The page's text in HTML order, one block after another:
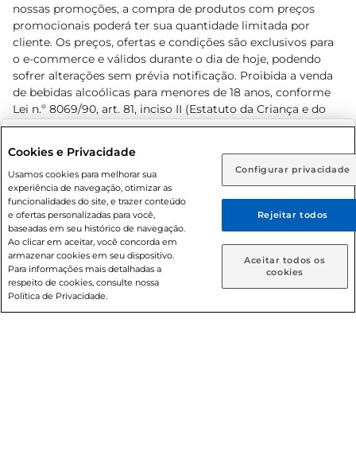
Rio de Janeiro (RJ) Goiás (GO)
Ou
Caso queira comprar online, informe como deseja receber
suas compras:
Entrega em casa Retire em Loja
nossas promoções, a compra de produtos com preços
promocionais poderá ter sua quantidade limitada por
cliente. Os preços, ofertas e condições são exclusivos para
o e-commerce e válidos durante o dia de hoje, podendo
sofrer alterações sem prévia notificação. Proibida a venda
de bebidas alcoólicas para menores de 18 anos, conforme
Lei n.º 8069/90, art. 81, inciso II (Estatuto da Criança e do
Adolescente). Preços e condições exclusivos para o
prévio. O valor mínimo para as compras on-line é de R$
80,00.
© 2026 Copyright. Todos os direitos
reservados Prezunic.
Cookies e Privacidade
Usamos cookies para melhorar sua
experiência de navegação, otimizar as
funcionalidades do site, e trazer conteúdo
e ofertas personalizadas para você,
baseadas em seu histórico de navegação.
Ao clicar em aceitar, você concorda em
armazenar cookies em seu dispositivo.
Para informações mais detalhadas a
respeito de cookies, consulte nossa
Política de Privacidade.
Configurar privacidade
Rejeitar todos
Aceitar todos os
cookies